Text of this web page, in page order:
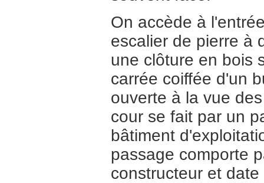
On accède à
escalier de pierre à
une clôture en bois
carrée coiffée d'un
ouverte à la vue
cour se fait par un
bâtiment
passage comporte
constructeur et